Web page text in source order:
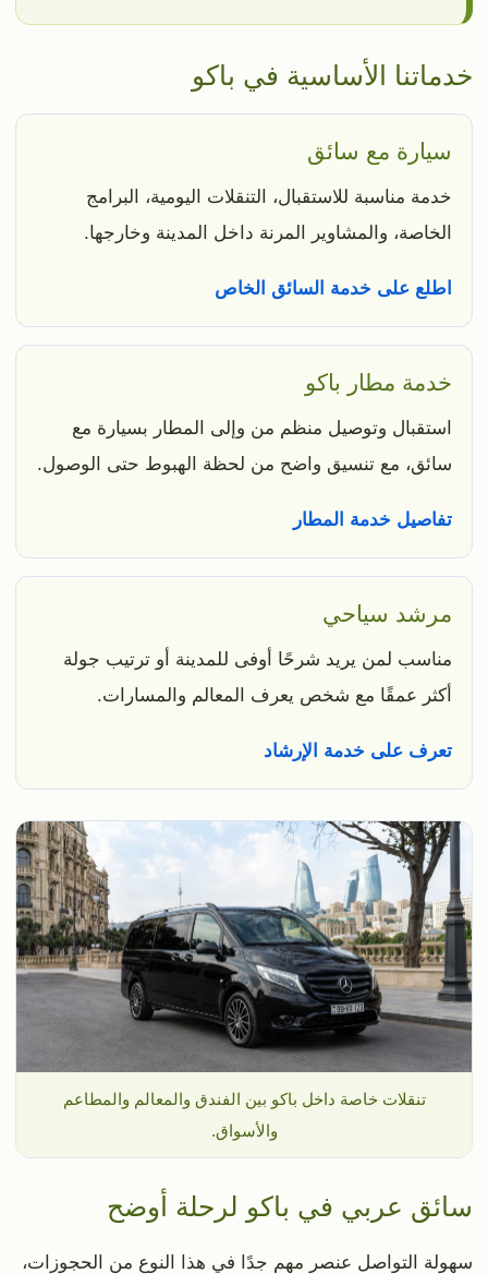
خدماتنا الأساسية في باكو
سيارة مع سائق
خدمة مناسبة للاستقبال، التنقلات اليومية، البرامج
الخاصة، والمشاوير المرنة داخل المدينة وخارجها.
اطلع على خدمة السائق الخاص
خدمة مطار باكو
استقبال وتوصيل منظم من وإلى المطار بسيارة مع
سائق، مع تنسيق واضح من لحظة الهبوط حتى الوصول.
تفاصيل خدمة المطار
مرشد سياحي
مناسب لمن يريد شرحًا أوفى للمدينة أو ترتيب جولة
أكثر عمقًا مع شخص يعرف المعالم والمسارات.
تعرف على خدمة الإرشاد
تنقلات خاصة داخل باكو بين الفندق والمعالم والمطاعم
والأسواق.
سائق عربي في باكو لرحلة أوضح
سهولة التواصل عنصر مهم جدًا في هذا النوع من الحجوزات،